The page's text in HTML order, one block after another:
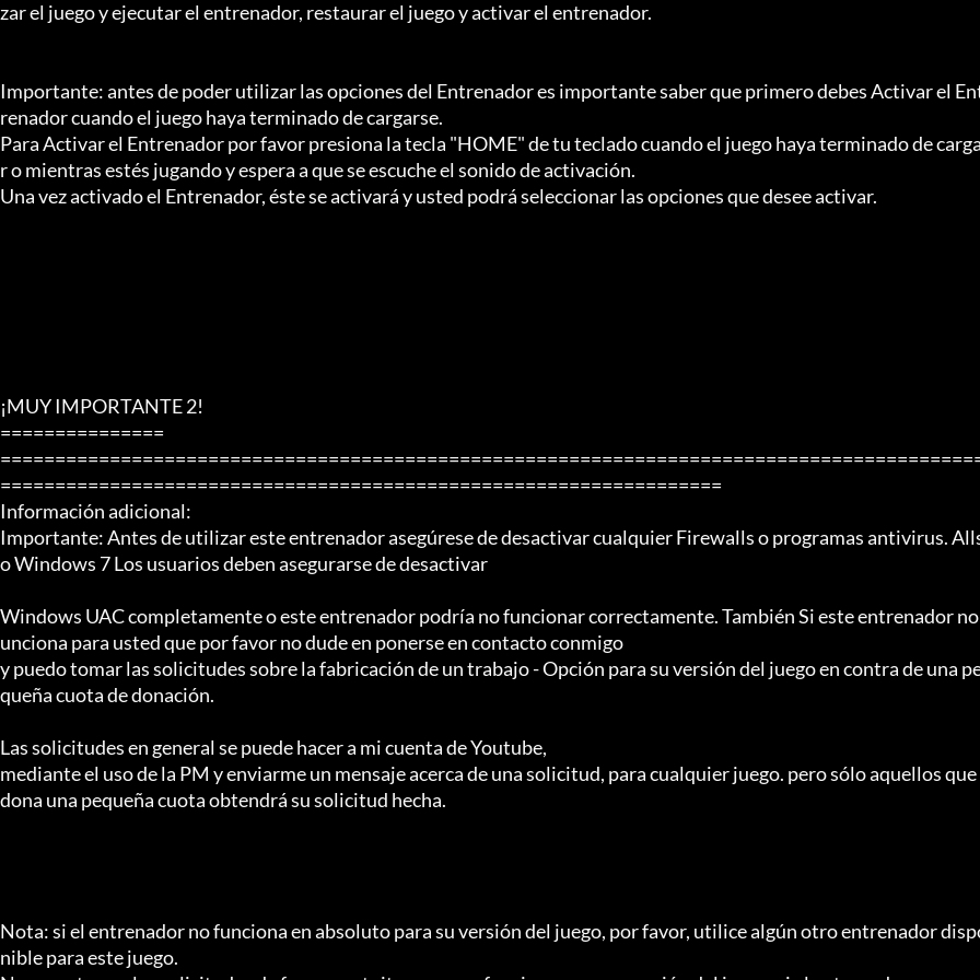
zar el juego y ejecutar el entrenador, restaurar el juego y activar el entrenador.
Importante: antes de poder utilizar las opciones del Entrenador es importante saber que primero debes Activar el
renador cuando el juego haya terminado de cargarse.
Para Activar el Entrenador por favor presiona la tecla "HOME" de tu teclado cuando el juego haya terminado de carga
r o mientras estés jugando y espera a que se escuche el sonido de activación.
Una vez activado el Entrenador, éste se activará y usted podrá seleccionar las opciones que desee activar.
¡MUY IMPORTANTE 2!
===============
==================================================================
Información adicional:
Importante: Antes de utilizar este entrenador asegúrese de desactivar cualquier Firewalls o programas antivirus.
o Windows 7 Los usuarios deben asegurarse de desactivar
Windows UAC completamente o este entrenador podría no funcionar correctamente. También Si este entrenador
unciona para usted que por favor no dude en ponerse en contacto conmigo
y puedo tomar las solicitudes sobre la fabricación de un trabajo - Opción para su versión del juego en contra de una
queña cuota de donación.
Las solicitudes en general se puede hacer a mi cuenta de Youtube,
mediante el uso de la PM y enviarme un mensaje acerca de una solicitud, para cualquier juego. pero sólo aquellos que
dona una pequeña cuota obtendrá su solicitud hecha.
Nota: si el entrenador no funciona en absoluto para su versión del juego, por favor, utilice algún otro entrenador
nible para este juego.